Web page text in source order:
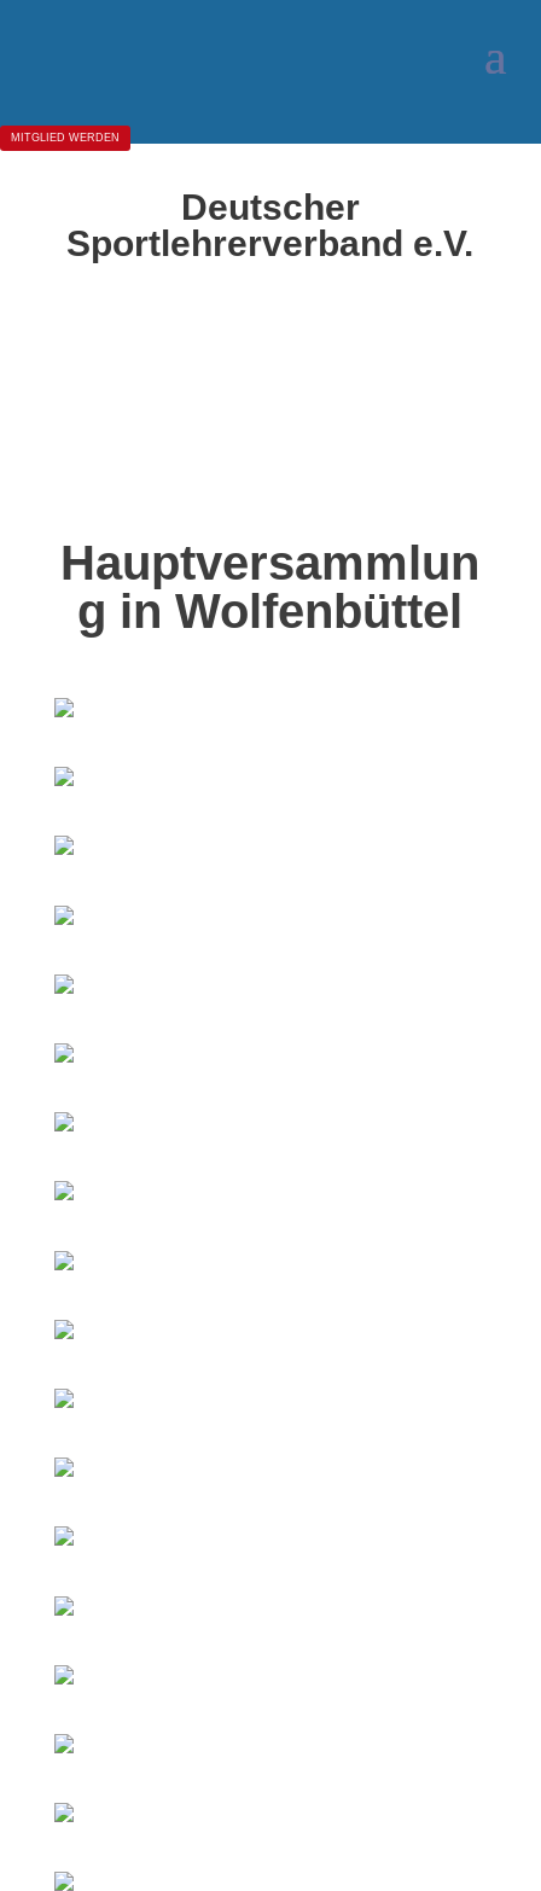
MITGLIED WERDEN
Deutscher
Sportlehrerverband e.V.
Hauptversammlun
g in Wolfenbüttel